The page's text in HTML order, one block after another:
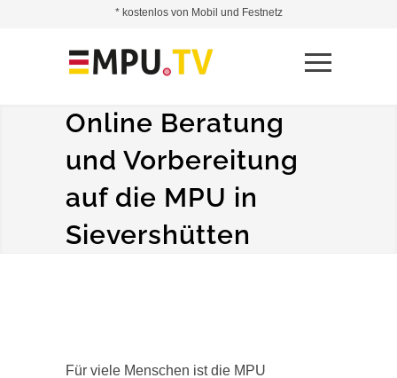
Online Beratung
und Vorbereitung
auf die MPU in
Sievershütten
Für viele Menschen ist die MPU
* kostenlos von Mobil und Festnetz